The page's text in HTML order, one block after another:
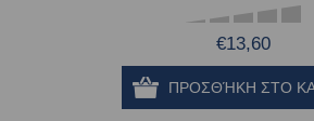
€13,60